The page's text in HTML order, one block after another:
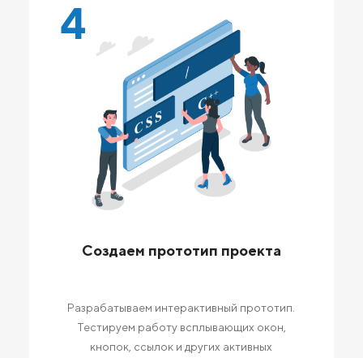
4
Создаем прототип проекта
Разрабатываем интерактивный прототип.
Тестируем работу всплывающих окон,
кнопок, ссылок и других активных